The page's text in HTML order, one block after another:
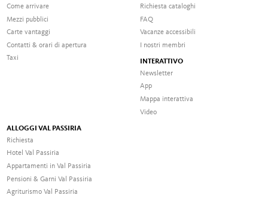
Come arrivare
Mezzi pubblici
Carte vantaggi
Contatti & orari di apertura
Taxi
Richiesta cataloghi
FAQ
Vacanze accessibili
I nostri membri
INTERATTIVO
Newsletter
App
Mappa interattiva
Video
ALLOGGI VAL PASSIRIA
Richiesta
Hotel Val Passiria
Appartamenti in Val Passiria
Pensioni & Garni Val Passiria
Agriturismo Val Passiria